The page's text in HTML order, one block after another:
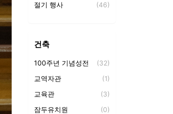
절기 행사 (46)
사랑방 찻집
세례식 (3)
건축
100주년 기념성전 (32)
교역자관 (1)
교육관 (3)
잠두유치원 (0)